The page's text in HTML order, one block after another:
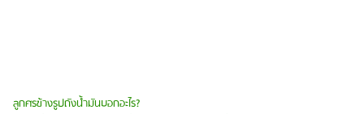
ลูกศรข้างรูปถังน้ำมันบอกอะไร?